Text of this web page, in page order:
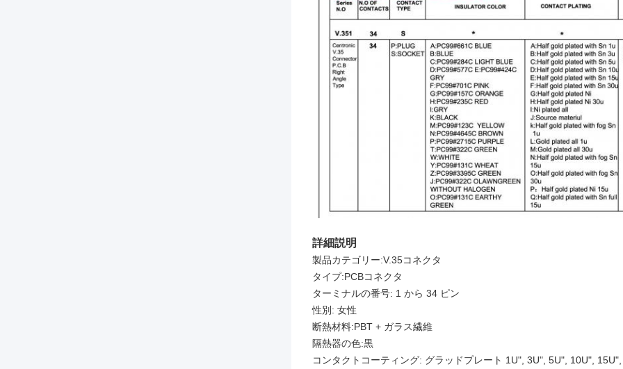
詳細説明
製品カテゴリー:V.35コネクタ
タイプ:PCBコネクタ
ターミナルの番号: 1 から 34 ピン
性別: 女性
断熱材料:PBT + ガラス繊維
隔熱器の色:黒
コンタクトコーティング: グラッドプレート 1U", 3U", 5U", 10U",